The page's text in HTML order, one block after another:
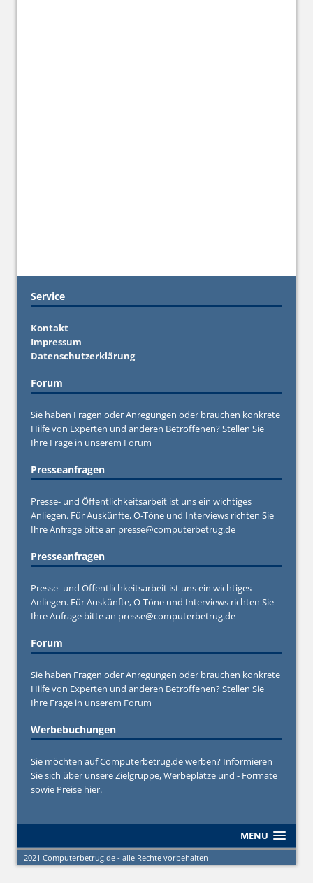
Service
Kontakt
Impressum
Datenschutzerklärung
Forum
Sie haben Fragen oder Anregungen oder brauchen konkrete
Hilfe von Experten und anderen Betroffenen? Stellen Sie
Ihre Frage in unserem Forum
Presseanfragen
Presse- und Öffentlichkeitsarbeit ist uns ein wichtiges
Anliegen. Für Auskünfte, O-Töne und Interviews richten Sie
Ihre Anfrage bitte an presse@computerbetrug.de
Presseanfragen
Presse- und Öffentlichkeitsarbeit ist uns ein wichtiges
Anliegen. Für Auskünfte, O-Töne und Interviews richten Sie
Ihre Anfrage bitte an presse@computerbetrug.de
Forum
Sie haben Fragen oder Anregungen oder brauchen konkrete
Hilfe von Experten und anderen Betroffenen? Stellen Sie
Ihre Frage in unserem Forum
Werbebuchungen
Sie möchten auf Computerbetrug.de werben? Informieren
Sie sich über unsere Zielgruppe, Werbeplätze und - Formate
sowie Preise hier.
MENU
2021 Computerbetrug.de - alle Rechte vorbehalten